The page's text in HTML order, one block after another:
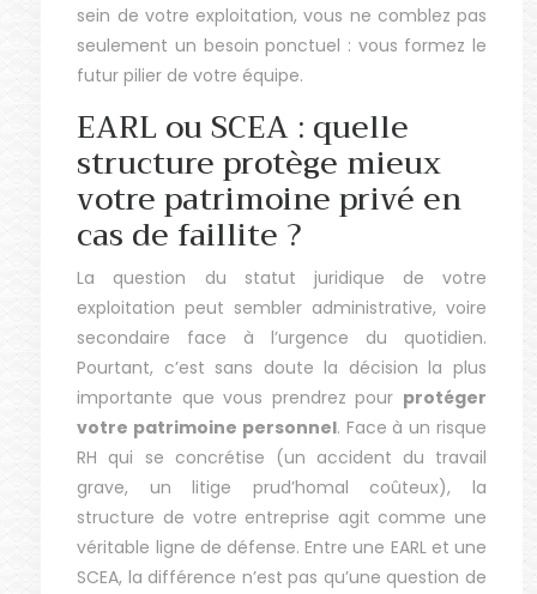
sein de votre exploitation, vous ne comblez pas
seulement un besoin ponctuel : vous formez le
futur pilier de votre équipe.
EARL ou SCEA : quelle
structure protège mieux
votre patrimoine privé en
cas de faillite ?
La question du statut juridique de votre
exploitation peut sembler administrative, voire
secondaire face à l’urgence du quotidien.
Pourtant, c’est sans doute la décision la plus
importante que vous prendrez pour protéger
votre patrimoine personnel. Face à un risque
RH qui se concrétise (un accident du travail
grave, un litige prud’homal coûteux), la
structure de votre entreprise agit comme une
véritable ligne de défense. Entre une EARL et une
SCEA, la différence n’est pas qu’une question de